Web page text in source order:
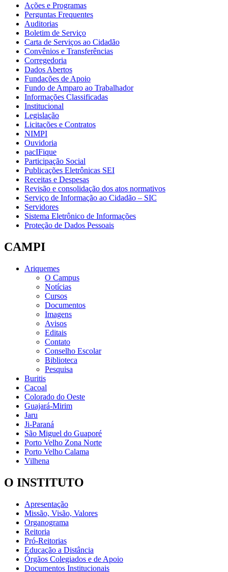
Ações e Programas
Perguntas Frequentes
Auditorias
Boletim de Serviço
Carta de Serviços ao Cidadão
Convênios e Transferências
Corregedoria
Dados Abertos
Fundações de Apoio
Fundo de Amparo ao Trabalhador
Informações Classificadas
Institucional
Legislação
Licitações e Contratos
NIMPI
Ouvidoria
pacIFique
Participação Social
Publicações Eletrônicas SEI
Receitas e Despesas
Revisão e consolidação dos atos normativos
Serviço de Informação ao Cidadão – SIC
Servidores
Sistema Eletrônico de Informações
Proteção de Dados Pessoais
CAMPI
Ariquemes
O Campus
Notícias
Cursos
Documentos
Imagens
Avisos
Editais
Contato
Conselho Escolar
Biblioteca
Pesquisa
Buritis
Cacoal
Colorado do Oeste
Guajará-Mirim
Jaru
Ji-Paraná
São Miguel do Guaporé
Porto Velho Zona Norte
Porto Velho Calama
Vilhena
O INSTITUTO
Apresentação
Missão, Visão, Valores
Organograma
Reitoria
Pró-Reitorias
Educação a Distância
Órgãos Colegiados e de Apoio
Documentos Institucionais